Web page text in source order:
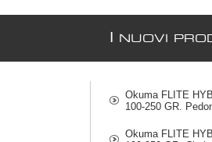
NUOVI
Okuma FLITE
100-250 GR.
Okuma FLITE